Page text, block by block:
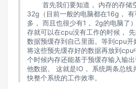
首先我们要知道， 内存的存储
32g（目前一般的电脑都在16g，
多， 而且也很少有1， 2g的电脑了
存就可以在cpu没有工作的时候，
数据预缓存到自己里面。等到cpu开
将这些预先缓存好的数据再放到cpu
个时候内存还能基于预缓存输入输
他数据。 这就是IO， 系统两条总线
快整个系统的工作效率。